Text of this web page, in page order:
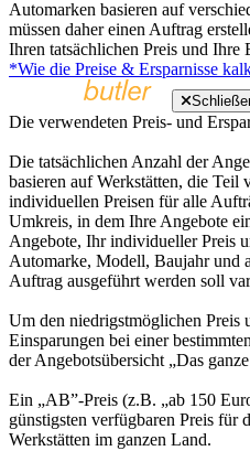
Automarken basieren auf
müssen daher einen Auftrag
Ihren tatsächlichen Preis und Ihre
*Wie die Preise & Ersparnisse
Die verwendeten Preis- und
Die tatsächlichen Anzahl der
basieren auf Werkstätten, die
individuellen Preisen für alle
Umkreis, in dem Ihre Angebote
Angebote, Ihr individueller Preis
Automarke, Modell, Baujahr und
Auftrag ausgeführt werden soll
Um den niedrigstmöglichen Preis
Einsparungen bei einer
der Angebotsübersicht „Das
Ein „AB”-Preis (z.B. „ab 150
günstigsten verfügbaren Preis für
Werkstätten im ganzen Land.